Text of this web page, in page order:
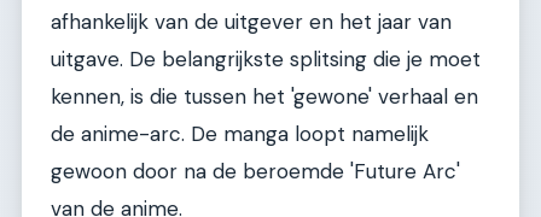
afhankelijk van de uitgever en het jaar van
uitgave. De belangrijkste splitsing die je moet
kennen, is die tussen het 'gewone' verhaal en
de anime-arc. De manga loopt namelijk
gewoon door na de beroemde 'Future Arc'
van de anime.